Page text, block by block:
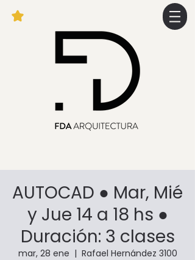
AUTOCAD ● Mar, Mié
y Jue 14 a 18 hs ●
Duración: 3 clases
mar, 28 ene
  |
Rafael Hernández 3100